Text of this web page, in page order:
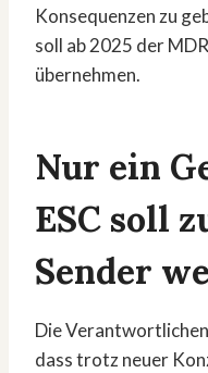
Konsequenzen zu
soll ab 2025 der
übernehmen.
Nur ein
ESC soll
Sender
Die
dass trotz neuer